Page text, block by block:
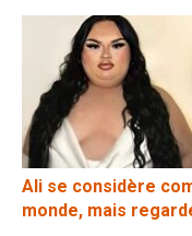
Ali se considère
monde, mais